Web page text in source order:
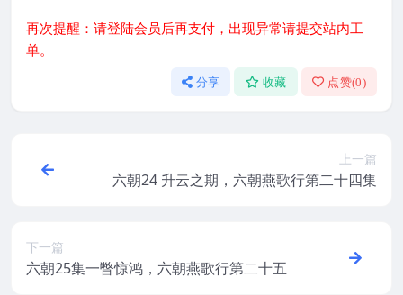
再次提醒：请登陆会员后再支付，出现异常请提交站内工
单。
分享 收藏 点赞(0)
上一篇
六朝24 升云之期，六朝燕歌行第二十四集
下一篇
六朝25集一瞥惊鸿，六朝燕歌行第二十五